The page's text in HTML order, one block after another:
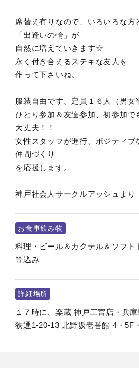
席替え有りなので、いろいろな方
「出逢いの輪」が
自然に増えていきます☆
永く付き合えるステキな友人を
作って下さいね。
服装自由です。定員１６人（男女
ひとり参加＆友達参加、初参加で
大丈夫！！
女性スタッフが進行、ポジティブ
仲間づくり
を応援します。
神戸社会人サークルアッシュより
お食事飲み物
料理・ビール＆カクテル＆ソフト
等込み
詳細場所
１７時に、楽蔵 神戸三宮店・兵
狭通1-20-13 北野坂壱番館 4・5F